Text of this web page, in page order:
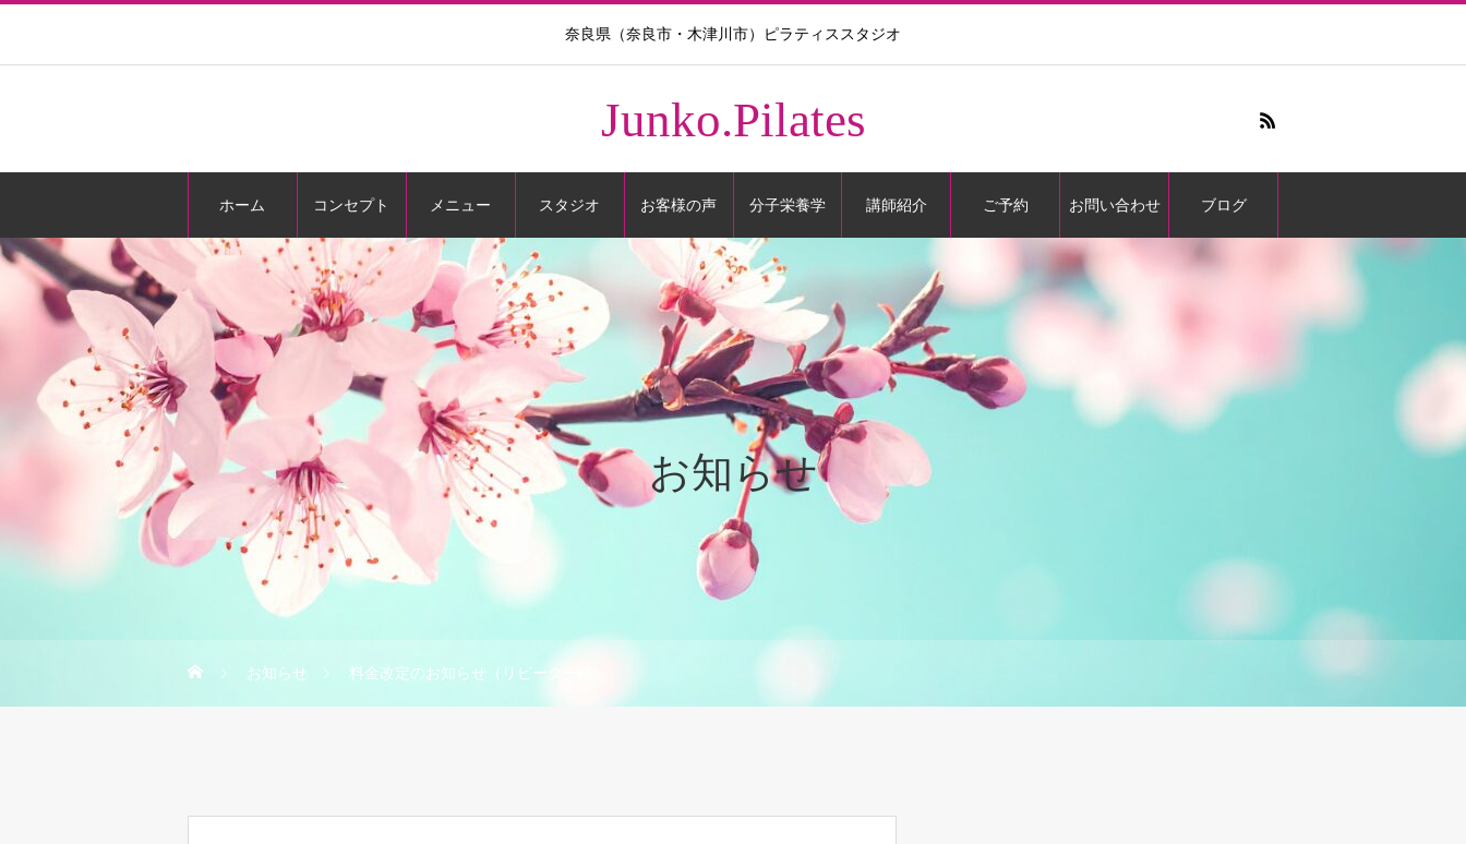
奈良県（奈良市・木津川市）ピラティススタジオ
Junko.Pilates
ホーム コンセプト メニュー スタジオ お客様の声 分子栄養学 講師紹介 ご予約 お問い合わせ ブログ
お知らせ
お知らせ 料金改定のお知らせ（リピーター様）